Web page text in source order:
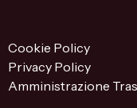
Cookie Policy
Privacy Policy
Amministrazione